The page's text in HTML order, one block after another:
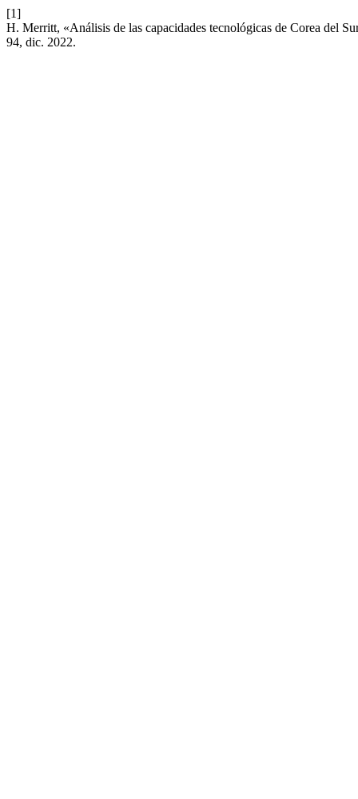
[1]
H. Merritt, «Análisis de las capacidades tecnológicas de Corea del
94, dic. 2022.